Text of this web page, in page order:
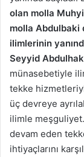
olan molla
molla Abdulbaki
ilimlerinin
Seyyid
münasebetiyle
tekke
üç devreye
ilimle
devam eden
ihtiyaçlarını